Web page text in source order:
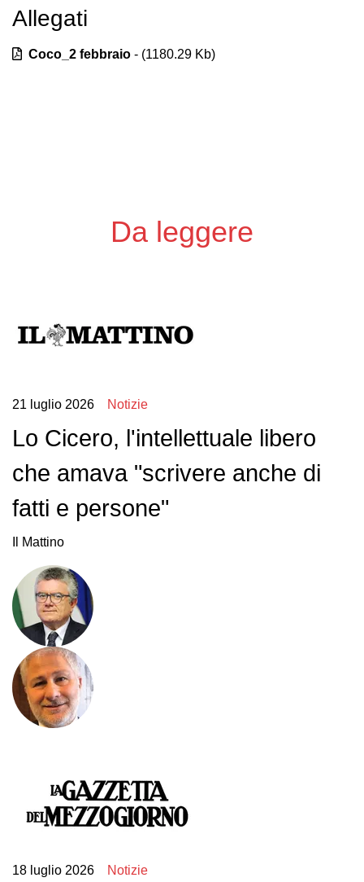
Previous
Allegati
Coco_2 febbraio - (1180.29 Kb)
Da leggere
21 luglio 2026 Notizie
Lo Cicero, l'intellettuale libero
che amava "scrivere anche di
fatti e persone"
Il Mattino
18 luglio 2026 Notizie